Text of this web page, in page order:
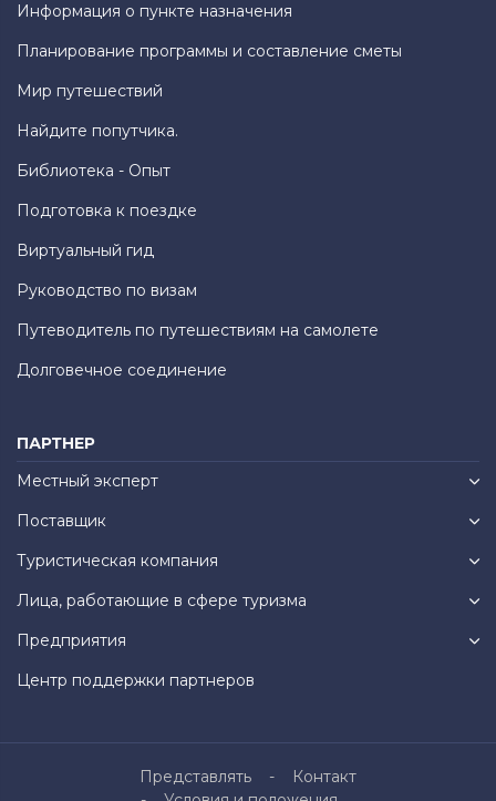
Информация о пункте назначения
Планирование программы и составление сметы
Мир путешествий
Найдите попутчика.
Библиотека - Опыт
Подготовка к поездке
Виртуальный гид
Руководство по визам
Путеводитель по путешествиям на самолете
Долговечное соединение
ПАРТНЕР
Местный эксперт
Поставщик
Туристическая компания
Лица, работающие в сфере туризма
Предприятия
Центр поддержки партнеров
Представлять
Контакт